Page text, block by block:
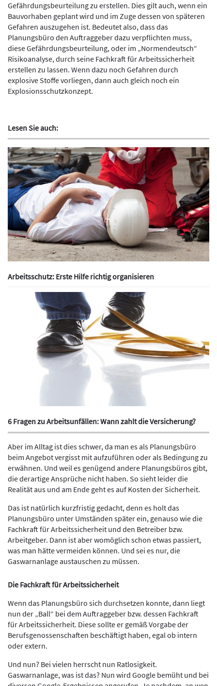
Gefährdungsbeurteilung zu erstellen. Dies gilt auch, wenn ein
Bauvorhaben geplant wird und im Zuge dessen von späteren
Gefahren auszugehen ist. Bedeutet also, dass das
Planungsbüro den Auftraggeber dazu verpflichten muss,
diese Gefährdungsbeurteilung, oder im „Normendeutsch“
Risikoanalyse, durch seine Fachkraft für Arbeitssicherheit
erstellen zu lassen. Wenn dazu noch Gefahren durch
explosive Stoffe vorliegen, dann auch gleich noch ein
Explosionsschutzkonzept.
Lesen Sie auch:
Arbeitsschutz: Erste Hilfe richtig organisieren
6 Fragen zu Arbeitsunfällen: Wann zahlt die Versicherung?
Aber im Alltag ist dies schwer, da man es als Planungsbüro
beim Angebot vergisst mit aufzuführen oder als Bedingung zu
erwähnen. Und weil es genügend andere Planungsbüros gibt,
die derartige Ansprüche nicht haben. So sieht leider die
Realität aus und am Ende geht es auf Kosten der Sicherheit.
Das ist natürlich kurzfristig gedacht, denn es holt das
Planungsbüro unter Um­ständen später ein, genauso wie die
Fachkraft für Arbeitssicherheit und den Betreiber bzw.
Arbeitgeber. Dann ist aber womöglich schon etwas passiert,
was man hätte vermeiden können. Und sei es nur, die
Gaswarnanlage austauschen zu müssen.
Die Fachkraft für Arbeitssicherheit
Wenn das Planungsbüro sich durchsetzen konnte, dann liegt
nun der „Ball“ bei dem Auftraggeber bzw. dessen Fachkraft
für Arbeitssicherheit. Diese sollte er gemäß Vorgabe der
Berufsgenossenschaften beschäftigt haben, egal ob intern
oder extern.
Und nun? Bei vielen herrscht nun Ratlosigkeit.
Gaswarnanlage, was ist das? Nun wird Google bemüht und bei